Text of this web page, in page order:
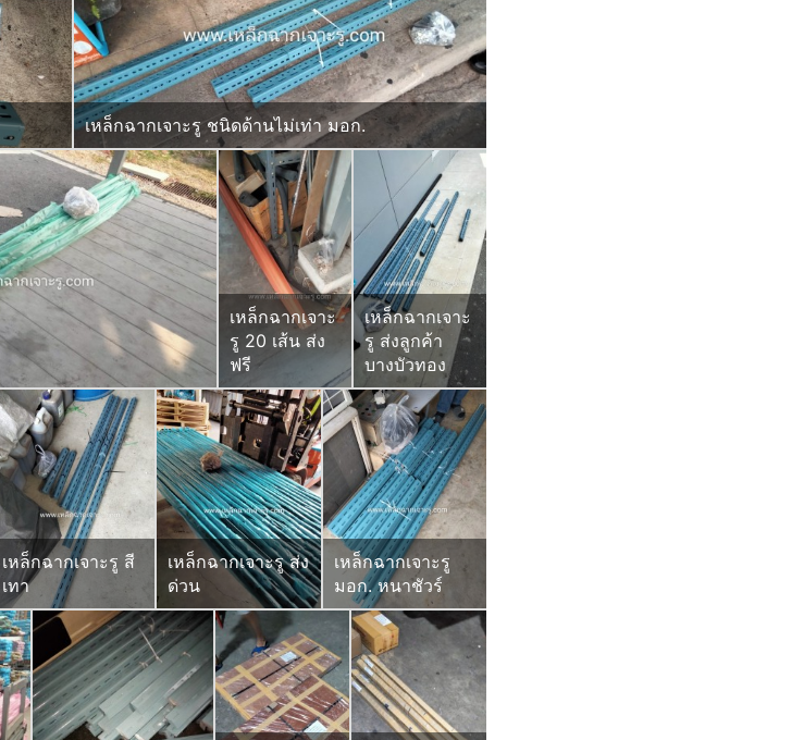
เหล็กฉากเจาะรู ชนิดด้านไม่เท่า มอก.
เหล็กฉากเจาะ
รู 20 เส้น ส่ง
ฟรี
เหล็กฉากเจาะ
รู ส่งลูกค้า
บางบัวทอง
เหล็กฉากเจาะรู สี
เทา
เหล็กฉากเจาะรู ส่ง
ด่วน
เหล็กฉากเจาะรู
มอก. หนาชัวร์